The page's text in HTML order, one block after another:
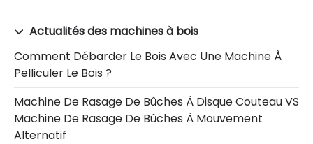
Actualités des machines à bois
Comment Débarder Le Bois Avec Une Machine À
Pelliculer Le Bois ?
Machine De Rasage De Bûches À Disque Couteau VS
Machine De Rasage De Bûches À Mouvement
Alternatif